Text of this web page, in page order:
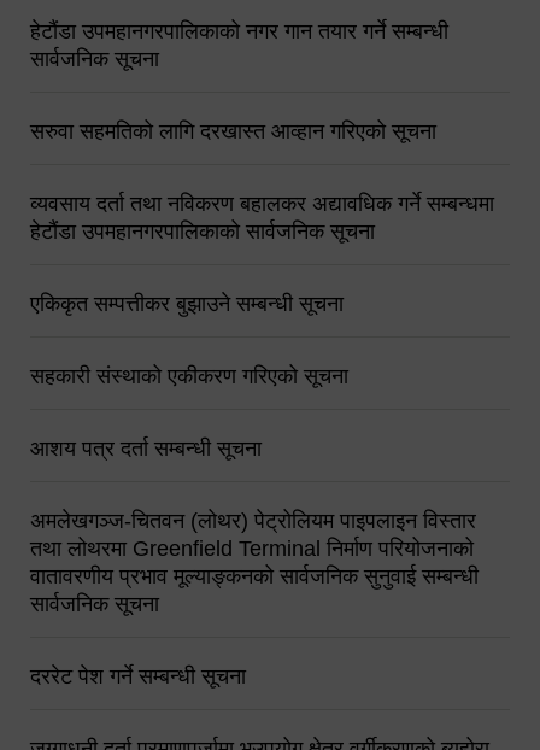
हेटौंडा उपमहानगरपालिकाको नगर गान तयार गर्ने सम्बन्धी
सार्वजनिक सूचना
सरुवा सहमतिको लागि दरखास्त आव्हान गरिएको सूचना
व्यवसाय दर्ता तथा नविकरण बहालकर अद्यावधिक गर्ने सम्बन्धमा
हेटौंडा उपमहानगरपालिकाको सार्वजनिक सूचना
एकिकृत सम्पत्तीकर बुझाउने सम्बन्धी सूचना
सहकारी संस्थाको एकीकरण गरिएको सूचना
आशय पत्र दर्ता सम्बन्धी सूचना
अमलेखगञ्ज-चितवन (लोथर) पेट्रोलियम पाइपलाइन विस्तार
तथा लोथरमा Greenfield Terminal निर्माण परियोजनाको
वातावरणीय प्रभाव मूल्याङ्कनको सार्वजनिक सुनुवाई सम्बन्धी
सार्वजनिक सूचना
दररेट पेश गर्ने सम्बन्धी सूचना